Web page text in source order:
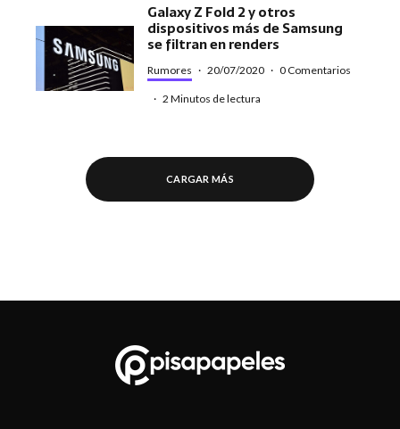
Galaxy Z Fold 2 y otros
dispositivos más de Samsung
se filtran en renders
Rumores · 20/07/2020 · 0 Comentarios
· 2 Minutos de lectura
CARGAR MÁS